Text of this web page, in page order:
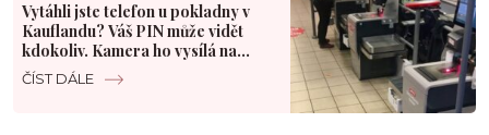
Vytáhli jste telefon u pokladny v
Kauflandu? Váš PIN může vidět
kdokoliv. Kamera ho vysílá na
velký monitor
ČÍST DÁLE